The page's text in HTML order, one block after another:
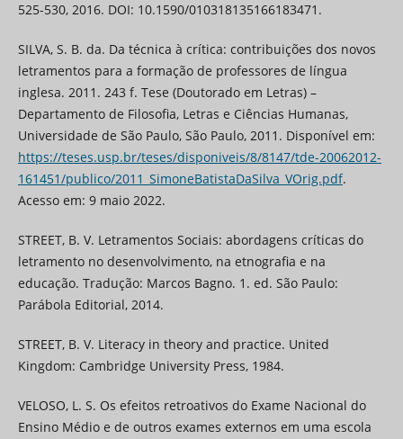
525-530, 2016. DOI: 10.1590/010318135166183471.
SILVA, S. B. da. Da técnica à crítica: contribuições dos novos
letramentos para a formação de professores de língua
inglesa. 2011. 243 f. Tese (Doutorado em Letras) –
Departamento de Filosofia, Letras e Ciências Humanas,
Universidade de São Paulo, São Paulo, 2011. Disponível em:
https://teses.usp.br/teses/disponiveis/8/8147/tde-20062012-
161451/publico/2011_SimoneBatistaDaSilva_VOrig.pdf.
Acesso em: 9 maio 2022.
STREET, B. V. Letramentos Sociais: abordagens críticas do
letramento no desenvolvimento, na etnografia e na
educação. Tradução: Marcos Bagno. 1. ed. São Paulo:
Parábola Editorial, 2014.
STREET, B. V. Literacy in theory and practice. United
Kingdom: Cambridge University Press, 1984.
VELOSO, L. S. Os efeitos retroativos do Exame Nacional do
Ensino Médio e de outros exames externos em uma escola